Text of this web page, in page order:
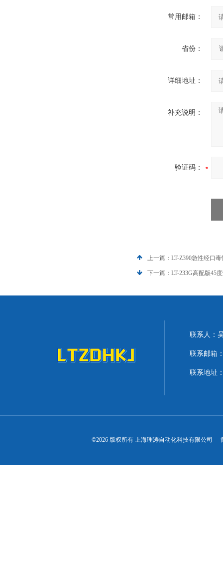
常用邮箱：
省份：
详细地址：
补充说明：
验证码：
上一篇： LT-Z390急性经口
下一篇： LT-233G高配版45
联系人：
联系邮箱
联系地址
©2026 版权所有 上海理涛自动化科技有限公司